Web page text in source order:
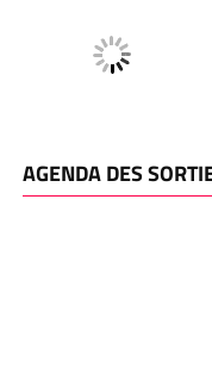
AGENDA DES